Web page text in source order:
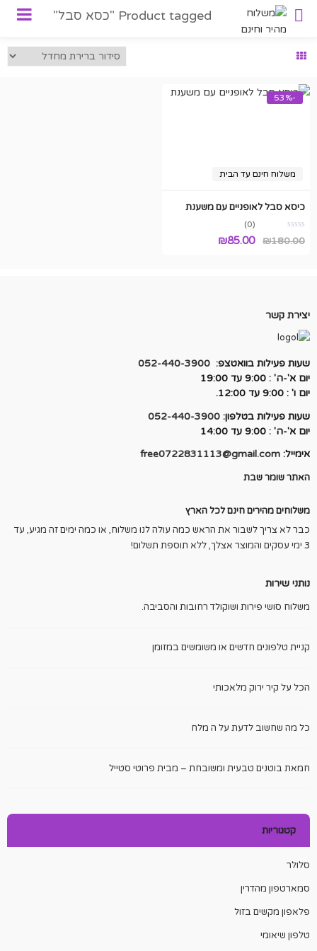
Product tagged "כסא סבל"
-53%
משלוח חינם עד הבית
כיסא סבל לאופניים עם משענת
(0)
₪180.00
המחיר₪85.00
יצירת קשר
שעות פעילות בוואטצפ: 052-440-3900
יום א'-ה' : 9:00 עד 19:00
יום ו' : 9:00 עד 12:00.
שעות פעילות בטלפון: 052-440-3900
יום א'-ה' : 9:00 עד 14:00
אימייל: free0722831113@gmail.com
האתר שומר שבת
משלוחים מהירים חינם לכל הארץ
כבר לא צריך לשבור את הראש כמה עולה לנו משלוח, או כמה ימים זה מגיע, עד
3 ימי עסקים והמוצר אצלך, ללא תוספת תשלום!
נותני שירות
משלוח סושי פירות ושוקולד רחובות והסביבה.
קניית טלפונים חדשים או משומשים במזומן
הכל על קיר ירוק מלאכותי
כל מה שחשוב לדעת על ה מלח
חמאת בוטנים טבעית ומשובחת – מבית פרוטי סטייל
קטגוריות
סלולר
סמארטפון מהדרין
פלאפון מקשים בזול
טלפון שיאומי